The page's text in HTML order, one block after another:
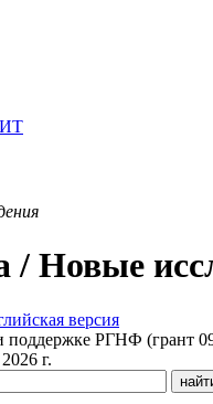
/ Новые
версия
поддержке РГНФ (грант
г.